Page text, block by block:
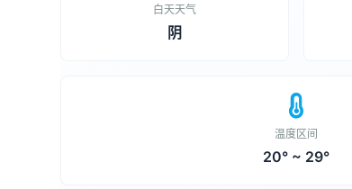
白天天气
阴
温度区间
20° ~ 29°